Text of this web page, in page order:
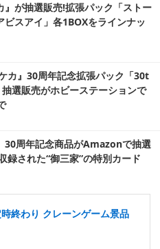
』が抽選販売!拡張パック「ストー
ビスアイ」各1BOXをラインナッ
カ』30周年記念拡張パック「30t
選販売がホビーステーションで
30周年記念商品がAmazonで抽選
録された“御三家”の特別カード
終わり クレーンゲーム景品